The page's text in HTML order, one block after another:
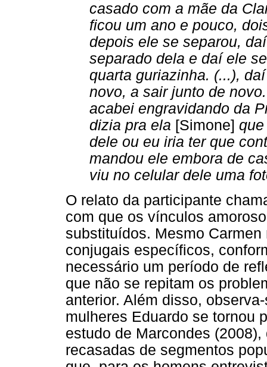
casado com a mãe da
ficou um ano e pouco,
depois ele se separou,
separado dela e daí ele
quarta guriazinha. (...),
novo, a sair junto de
acabei engravidando da
dizia pra ela [Simone]
dele ou eu iria ter que
mandou ele embora de
viu no celular dele uma
O relato da participante
com que os vínculos
substituídos. Mesmo
conjugais específicos,
necessário um período de
que não se repitam os
anterior. Além disso,
mulheres Eduardo se tornou
estudo de Marcondes
recasadas de segmentos